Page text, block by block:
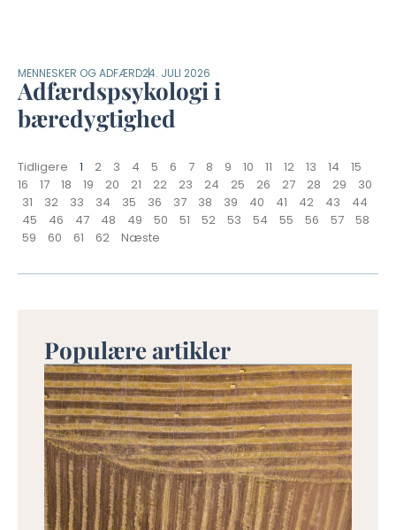
MENNESKER OG ADFÆRD24. JULI 2026
Adfærdspsykologi i
bæredygtighed
Tidligere 1 2 3 4 5 6 7 8 9 10 11 12 13 14
15
16
17 18 19 20 21 22 23 24 25 26 27 28 29
30
31
32 33 34 35 36 37 38 39 40 41 42 43
44
45
46 47 48 49 50 51 52 53 54 55 56 57
58
59
60 61 62 Næste
Populære artikler